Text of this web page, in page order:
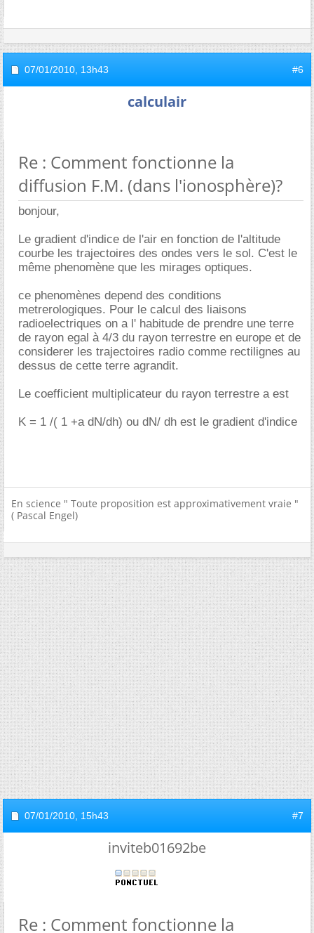
07/01/2010, 13h43 #6
calculair
Re : Comment fonctionne la
diffusion F.M. (dans l'ionosphère)?
bonjour,
Le gradient d'indice de l'air en fonction de l'altitude
courbe les trajectoires des ondes vers le sol. C'est le
même phenomène que les mirages optiques.
ce phenomènes depend des conditions
metrerologiques. Pour le calcul des liaisons
radioelectriques on a l' habitude de prendre une terre
de rayon egal à 4/3 du rayon terrestre en europe et de
considerer les trajectoires radio comme rectilignes au
dessus de cette terre agrandit.
Le coefficient multiplicateur du rayon terrestre a est
K = 1 /( 1 +a dN/dh) ou dN/ dh est le gradient d'indice
En science " Toute proposition est approximativement vraie "
( Pascal Engel)
07/01/2010, 15h43 #7
inviteb01692be
Re : Comment fonctionne la